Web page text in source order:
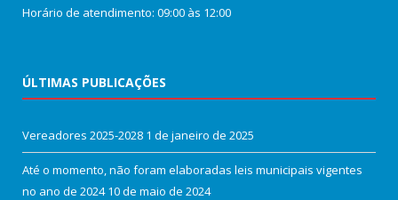
Horário de atendimento: 09:00 às 12:00
ÚLTIMAS PUBLICAÇÕES
Vereadores 2025-2028 1 de janeiro de 2025
Até o momento, não foram elaboradas leis municipais vigentes
no ano de 2024 10 de maio de 2024